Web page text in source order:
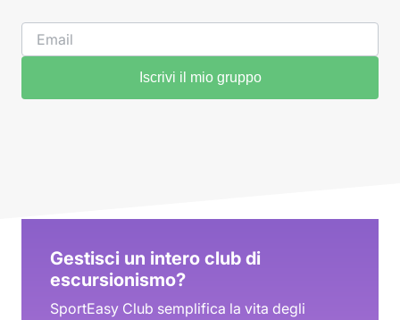
Iscrivi il mio gruppo
Gestisci un intero club di
escursionismo?
SportEasy Club semplifica la vita degli